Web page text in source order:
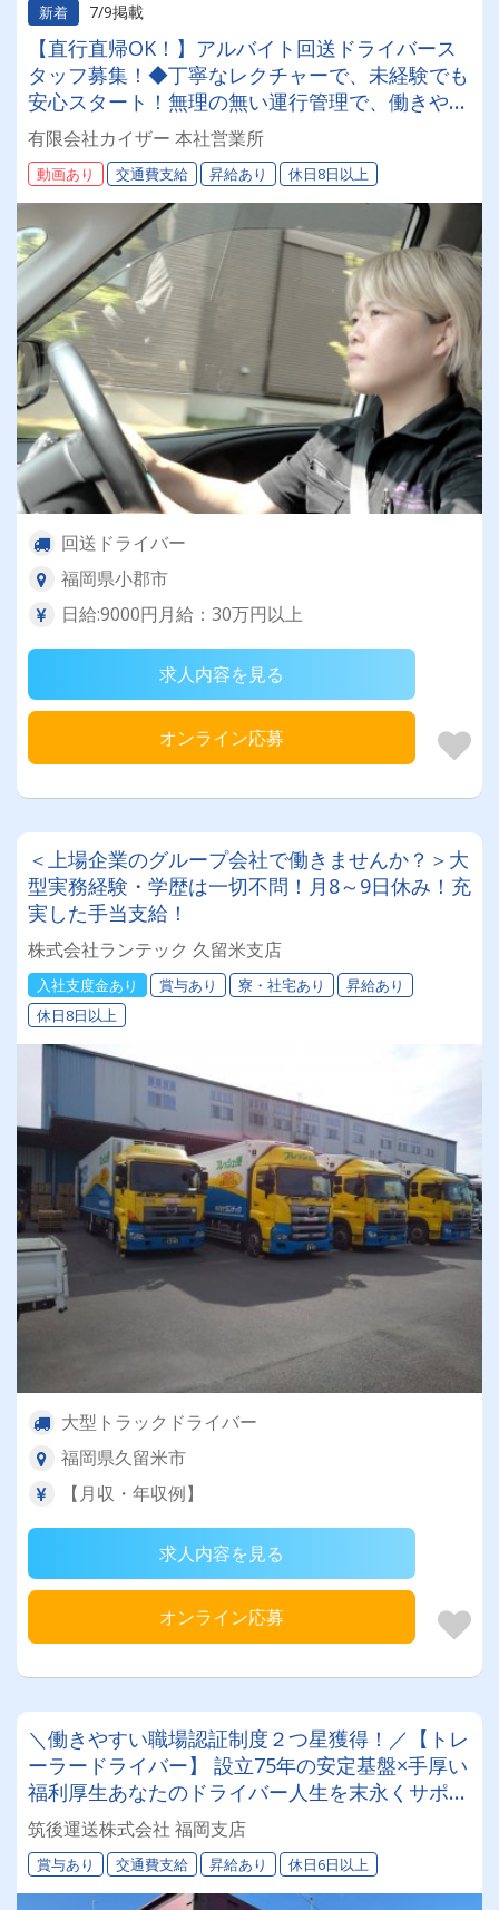
新着 7/9掲載
【直行直帰OK！】アルバイト回送ドライバース
タッフ募集！◆丁寧なレクチャーで、未経験でも
安心スタート！無理の無い運行管理で、働きやす
さ抜群！
有限会社カイザー 本社営業所
動画あり 交通費支給 昇給あり 休日8日以上
回送ドライバー
福岡県小郡市
日給:9000円月給：30万円以上
求人内容を見る
オンライン応募
＜上場企業のグループ会社で働きませんか？＞大
型実務経験・学歴は一切不問！月8～9日休み！充
実した手当支給！
株式会社ランテック 久留米支店
入社支度金あり 賞与あり 寮・社宅あり
昇給あり
休日8日以上
大型トラックドライバー
福岡県久留米市
【月収・年収例】
求人内容を見る
オンライン応募
＼働きやすい職場認証制度２つ星獲得！／【トレ
ーラードライバー】 設立75年の安定基盤×手厚い
福利厚生あなたのドライバー人生を末永くサポー
トします。大型やけん引の資格取得制度あり！普
通免許があれば応募できます♪
筑後運送株式会社 福岡支店
賞与あり 交通費支給 昇給あり 休日6日以上